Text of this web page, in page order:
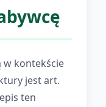
w kontekście
jest art.
ten